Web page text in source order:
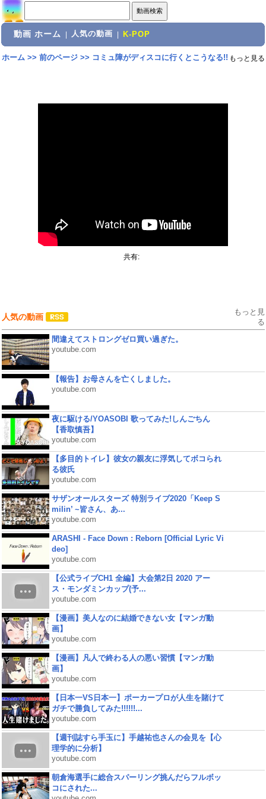
動画 ホーム 人気の動画 K-POP
ホーム>> 前のページ>> コミュ障がディスコに行くとこうなる!! もっと見る
共有:
人気の動画
もっと見
る
間違えてストロングゼロ買い過ぎた。
youtube.com
【報告】お母さんを亡くしました。
youtube.com
夜に駆ける/YOASOBI 歌ってみた!しんごちん
【香取慎吾】
youtube.com
【多目的トイレ】彼女の親友に浮気してボコられ
る彼氏
youtube.com
サザンオールスターズ 特別ライブ2020「Keep S
milin’ ~皆さん、あ...
youtube.com
ARASHI - Face Down : Reborn [Official Lyric Vi
deo]
youtube.com
【公式ライブCH1 全編】大会第2日 2020 アー
ス・モンダミンカップ(予...
youtube.com
【漫画】美人なのに結婚できない女【マンガ動
画】
youtube.com
【漫画】凡人で終わる人の悪い習慣【マンガ動
画】
youtube.com
【日本一VS日本一】ポーカープロが人生を賭けて
ガチで勝負してみた!!!!!!...
youtube.com
【週刊誌すら手玉に】手越祐也さんの会見を【心
理学的に分析】
youtube.com
朝倉海選手に総合スパーリング挑んだらフルボッ
コにされた...